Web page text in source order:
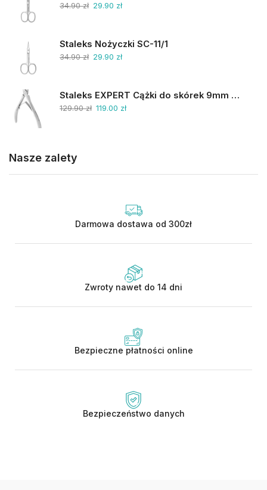
34.90zł 29.90 zł
Staleks Nożyczki SC-11/1
34.90zł 29.90 zł
Staleks EXPERT Cążki do skórek 9mm NE-90-9
129.90zł 119.00 zł
Nasze zalety
Darmowa dostawa od 300zł
Zwroty nawet do 14 dni
Bezpieczne płatności online
Bezpieczeństwo danych